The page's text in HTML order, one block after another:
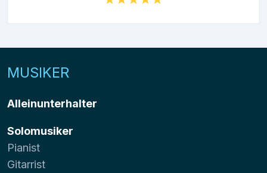
MUSIKER
Alleinunterhalter
Solomusiker
Pianist
Gitarrist